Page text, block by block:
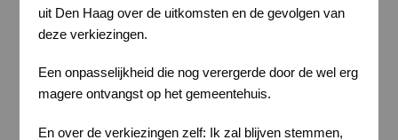
uit Den Haag over de uitkomsten en de gevolgen van
deze verkiezingen.
Een onpasselijkheid die nog verergerde door de wel erg
magere ontvangst op het gemeentehuis.
En over de verkiezingen zelf: Ik zal blijven stemmen,